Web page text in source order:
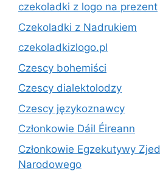
czekoladki z logo na prezent
Czekoladki z Nadrukiem
czekoladkizlogo.pl
Czescy bohemiści
Czescy dialektolodzy
Czescy językoznawcy
Członkowie Dáil Éireann
Członkowie Egzekutywy
Narodowego